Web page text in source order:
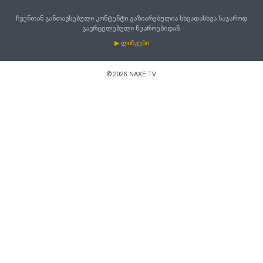
ჩვენთან განთავსებული კონტენტი გაზიარებულია სხვადასხვა საჯაროდ
გავრცელებული წყაროებიდან.
▶ ლინკები
© 2026 NAXE.TV